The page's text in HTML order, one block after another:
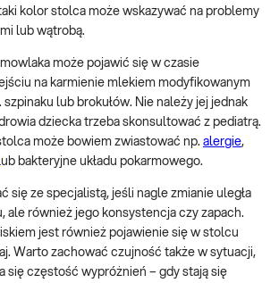
kolor stolca może wskazywać na problemy
lub wątrobą.
może pojawić się w czasie
na karmienie mlekiem modyfikowanym
lub brokułów. Nie należy jej jednak
dziecka trzeba skonsultować z pediatrą.
może bowiem zwiastować np. alergie,
bakteryjne układu pokarmowego.
się ze specjalistą, jeśli nagle zmianie uległa
ale również jego konsystencja czy zapach.
jest również pojawienie się w stolcu
Warto zachować czujność także w sytuacji,
się częstość wypróżnień – gdy stają się